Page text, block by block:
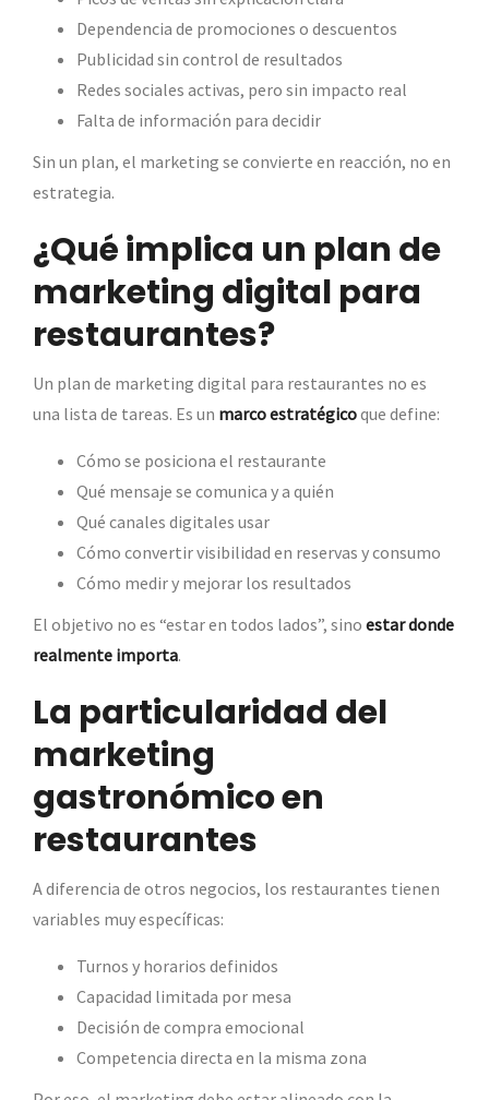
Dependencia de promociones o descuentos
Publicidad sin control de resultados
Redes sociales activas, pero sin impacto real
Falta de información para decidir
Sin un plan, el marketing se convierte en reacción, no en
estrategia.
¿Qué implica un plan de
marketing digital para
restaurantes?
Un plan de marketing digital para restaurantes no es
una lista de tareas. Es un marco estratégicoque define:
Cómo se posiciona el restaurante
Qué mensaje se comunica y a quién
Qué canales digitales usar
Cómo convertir visibilidad en reservas y consumo
Cómo medir y mejorar los resultados
El objetivo no es “estar en todos lados”, sino estar donde
realmente importa.
La particularidad del
marketing
gastronómico en
restaurantes
A diferencia de otros negocios, los restaurantes tienen
variables muy específicas:
Turnos y horarios definidos
Capacidad limitada por mesa
Decisión de compra emocional
Competencia directa en la misma zona